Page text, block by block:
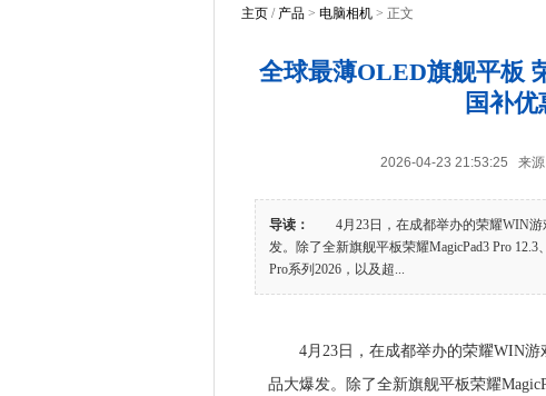
主页 / 产品 > 电脑相机 > 正文
全球最薄OLED旗舰平板
国补优
2026-04-23 21:53:25 来源
导读：
4月23日，在成都举办的荣耀WIN游
发。除了全新旗舰平板荣耀MagicPad3 Pro
Pro系列2026，以及超...
4月23日，在成都举办的荣耀WIN游
品大爆发。除了全新旗舰平板荣耀